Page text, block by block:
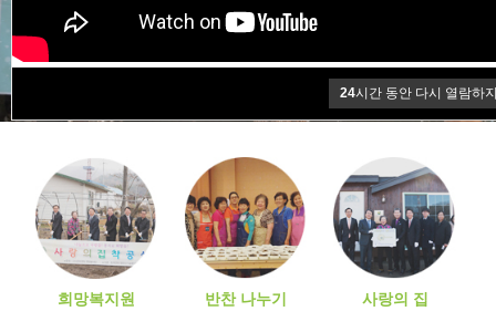
24시간 동안 다시 열람하
받는 자보다 복이 있다 하셨습니다.
희망복지원 반찬 나누기 사랑의 집